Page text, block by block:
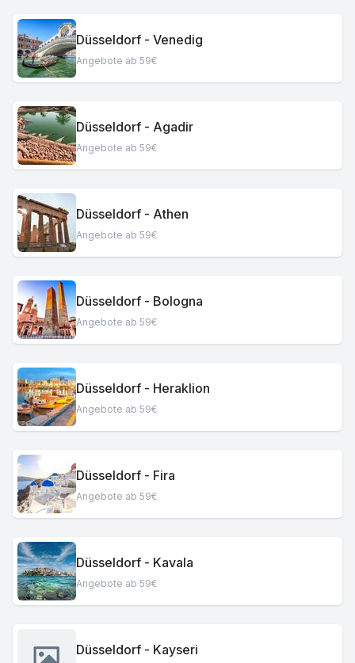
Düsseldorf - Venedig
Angebote ab 59€
Düsseldorf - Agadir
Angebote ab 59€
Düsseldorf - Athen
Angebote ab 59€
Düsseldorf - Bologna
Angebote ab 59€
Düsseldorf - Heraklion
Angebote ab 59€
Düsseldorf - Fira
Angebote ab 59€
Düsseldorf - Kavala
Angebote ab 59€
Düsseldorf - Kayseri